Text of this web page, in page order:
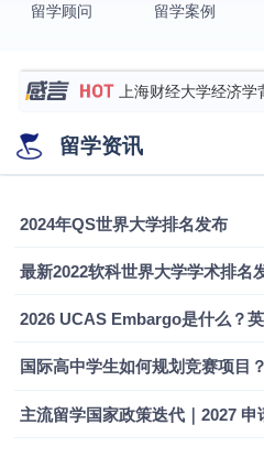
留学顾问 留学案例
伯明翰大学数字媒
Offer
上海财经大学经济
硕士录取
数学背景的他，靠“
专科逆袭伦敦大学学
留学资讯
2024年QS世界大学排名发布
最新2022软科世界大学学术排名
主流留学国家政策迭代｜2027